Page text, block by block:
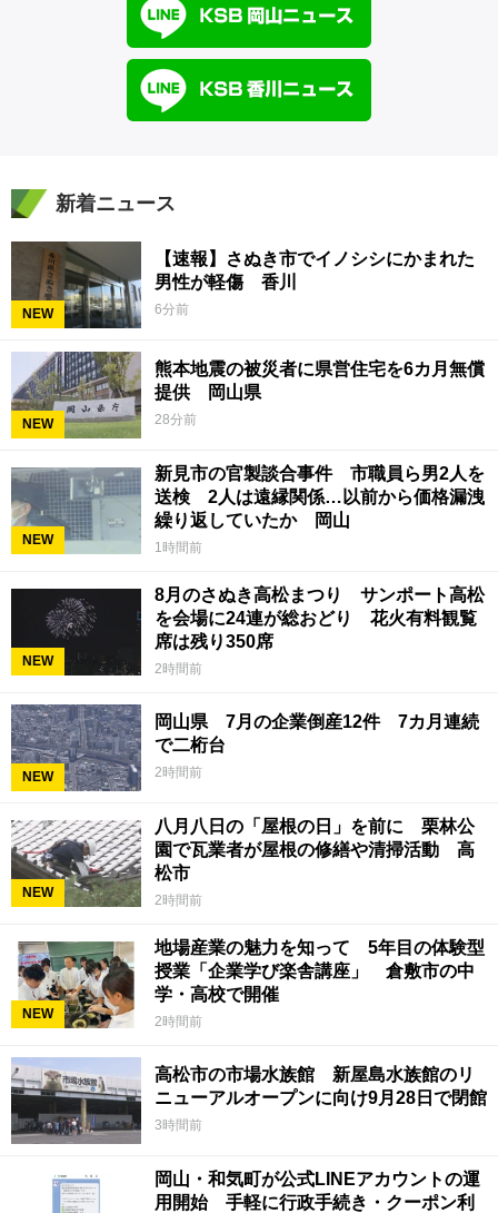
新着ニュース
NEW
【速報】さぬき市でイノシシにかまれた
男性が軽傷 香川
6分前
NEW
熊本地震の被災者に県営住宅を6カ月無償
提供 岡山県
28分前
NEW
新見市の官製談合事件 市職員ら男2人を
送検 2人は遠縁関係…以前から価格漏洩
繰り返していたか 岡山
1時間前
NEW
8月のさぬき高松まつり サンポート高松
を会場に24連が総おどり 花火有料観覧
席は残り350席
2時間前
NEW
岡山県 7月の企業倒産12件 7カ月連続
で二桁台
2時間前
NEW
八月八日の「屋根の日」を前に 栗林公
園で瓦業者が屋根の修繕や清掃活動 高
松市
2時間前
NEW
地場産業の魅力を知って 5年目の体験型
授業「企業学び楽舎講座」 倉敷市の中
学・高校で開催
2時間前
高松市の市場水族館 新屋島水族館のリ
ニューアルオープンに向け9月28日で閉館
3時間前
岡山・和気町が公式LINEアカウントの運
用開始 手軽に行政手続き・クーポン利